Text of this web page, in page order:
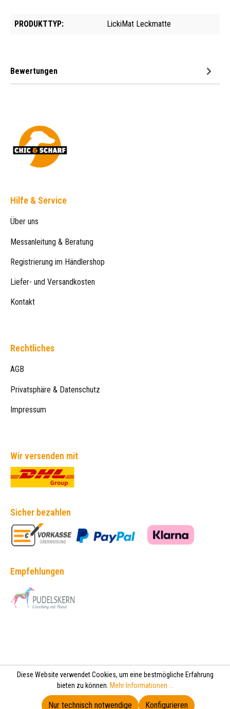
PRODUKTTYP: LickiMat Leckmatte
Bewertungen
Hilfe & Service
Über uns
Messanleitung & Beratung
Registrierung im Händlershop
Liefer- und Versandkosten
Kontakt
Rechtliches
AGB
Privatsphäre & Datenschutz
Impressum
Wir versenden mit
Sicher bezahlen
Empfehlungen
Diese Website verwendet Cookies, um eine bestmögliche Erfahrung
bieten zu können. Mehr Informationen ...
Nur technisch notwendige Konfigurieren